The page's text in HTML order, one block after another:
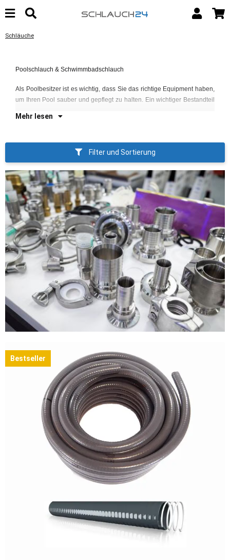
Schläuche
Poolschlauch & Schwimmbadschlauch
Als Poolbesitzer ist es wichtig, dass Sie das richtige Equipment haben,
um Ihren Pool sauber und gepflegt zu halten. Ein wichtiger Bestandteil
Mehr lesen
Filter und Sortierung
Bestseller